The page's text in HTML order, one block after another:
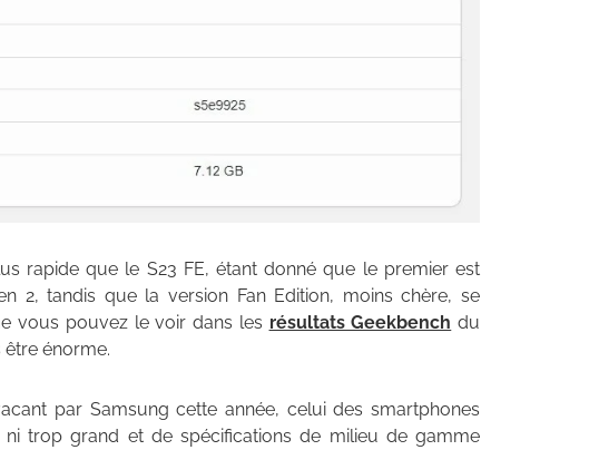
rapide que le S23 FE, étant donné que le premier est
2, tandis que la version Fan Edition, moins chère, se
vous pouvez le voir dans les résultats Geekbench du
être énorme.
par Samsung cette année, celui des smartphones
trop grand et de spécifications de milieu de gamme